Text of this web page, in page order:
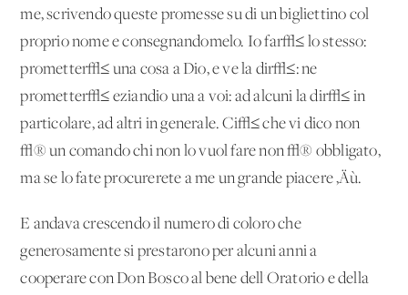
me, scrivendo queste promesse su di un bigliettino col
proprio nome e consegnandomelo. Io far√≤ lo stesso:
prometter√≤ una cosa a Dio, e ve la dir√≤: ne
prometter√≤ eziandio una a voi: ad alcuni la dir√≤ in
particolare, ad altri in generale. Ci√≤ che vi dico non
√® un comando chi non lo vuol fare non √® obbligato,
ma se lo fate procurerete a me un grande piacere ‚Äù.
E andava crescendo il numero di coloro che
generosamente si prestarono per alcuni anni a
cooperare con Don Bosco al bene dell'Oratorio e della